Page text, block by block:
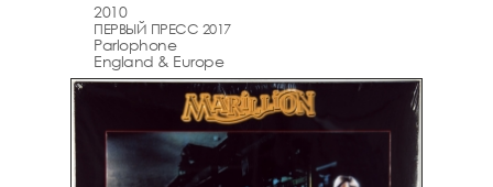
2010
ПЕРВЫЙ ПРЕСС 2017
Parlophone
England & Europe